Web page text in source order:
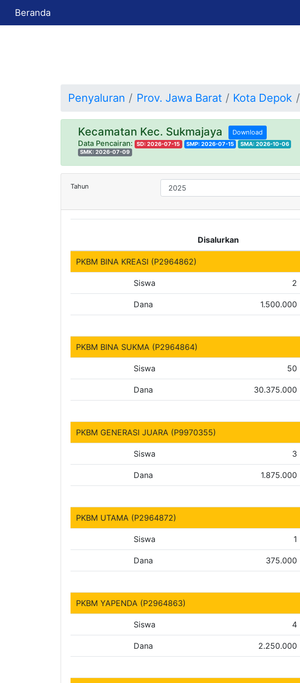
Beranda
Penyaluran Prov. Jawa Barat Kota Depok
Kecamatan Kec. Sukmajaya Download
Data Pencairan: SD: 2026-07-15 SMP: 2026-07-15
SMA: 2026-10-06
SMK: 2026-07-09
Tahun
Disalurkan
PKBM BINA KREASI (P2964862)
Siswa 2
Dana 1.500.000
PKBM BINA SUKMA (P2964864)
Siswa 50
Dana 30.375.000
PKBM GENERASI JUARA (P9970355)
Siswa 3
Dana 1.875.000
PKBM UTAMA (P2964872)
Siswa 1
Dana 375.000
PKBM YAPENDA (P2964863)
Siswa 4
Dana 2.250.000